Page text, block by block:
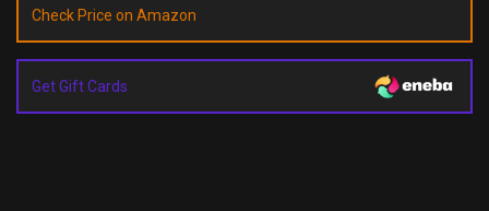
Check Price on Amazon
Get Gift Cards